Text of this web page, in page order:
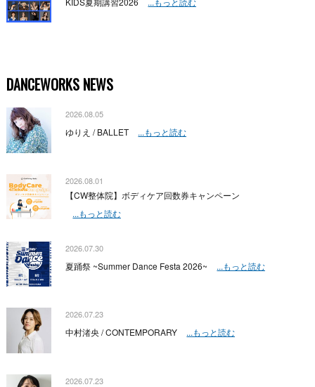
DANCEWORKS NEWS
2026.08.05
ゆりえ / BALLET ...もっと読む
2026.08.01
【CW整体院】ボディケア回数券キャンペーン
...もっと読む
2026.07.30
夏踊祭 ~Summer Dance Festa 2026~ ...もっと読む
2026.07.23
中村渚央 / CONTEMPORARY ...もっと読む
2026.07.23